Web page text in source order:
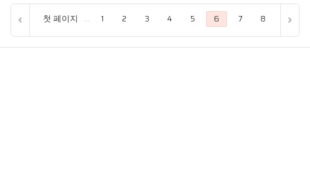
첫 페이지 ... 1 2 3 4 5 6 7 8 9